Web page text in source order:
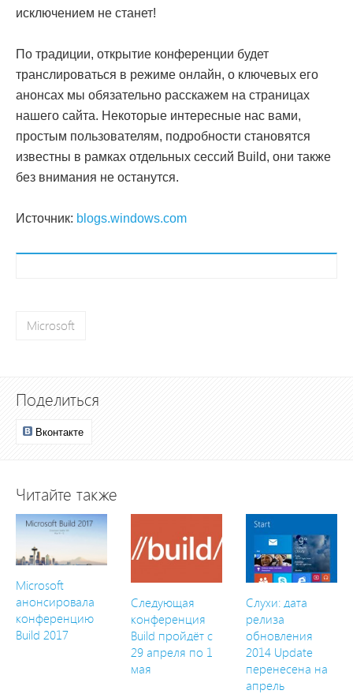
исключением не станет!
По традиции, открытие конференции будет
транслироваться в режиме онлайн, о ключевых его
анонсах мы обязательно расскажем на страницах
нашего сайта. Некоторые интересные нас вами,
простым пользователям, подробности становятся
известны в рамках отдельных сессий Build, они также
без внимания не останутся.
Источник: blogs.windows.com
Microsoft
Поделиться
Вконтакте
Читайте также
Microsoft
анонсировала
конференцию
Build 2017
Следующая
конференция
Build пройдёт с
29 апреля по 1
мая
Слухи: дата
релиза
обновления
2014 Update
перенесена на
апрель